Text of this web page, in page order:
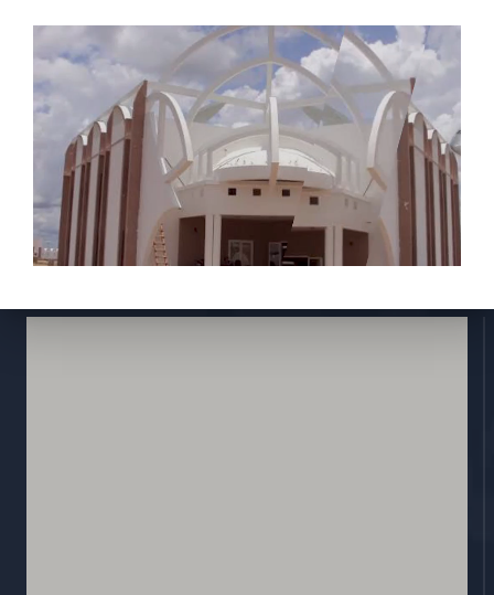
À propos de nous
Stratégie
Activités
Réglementions
E-services
Contactez nous